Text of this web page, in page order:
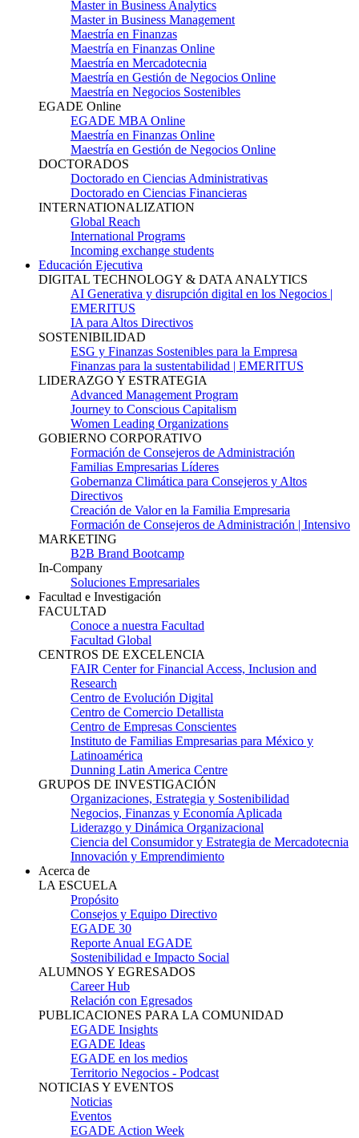
Master in Business Analytics
Master in Business Management
Maestría en Finanzas
Maestría en Finanzas Online
Maestría en Mercadotecnia
Maestría en Gestión de Negocios Online
Maestría en Negocios Sostenibles
EGADE Online
EGADE MBA Online
Maestría en Finanzas Online
Maestría en Gestión de Negocios Online
DOCTORADOS
Doctorado en Ciencias Administrativas
Doctorado en Ciencias Financieras
INTERNATIONALIZATION
Global Reach
International Programs
Incoming exchange students
Educación Ejecutiva
DIGITAL TECHNOLOGY & DATA ANALYTICS
AI Generativa y disrupción digital en los Negocios |
EMERITUS
IA para Altos Directivos
SOSTENIBILIDAD
ESG y Finanzas Sostenibles para la Empresa
Finanzas para la sustentabilidad | EMERITUS
LIDERAZGO Y ESTRATEGIA
Advanced Management Program
Journey to Conscious Capitalism
Women Leading Organizations
GOBIERNO CORPORATIVO
Formación de Consejeros de Administración
Familias Empresarias Líderes
Gobernanza Climática para Consejeros y Altos
Directivos
Creación de Valor en la Familia Empresaria
Formación de Consejeros de Administración | Intensivo
MARKETING
B2B Brand Bootcamp
In-Company
Soluciones Empresariales
Facultad e Investigación
FACULTAD
Conoce a nuestra Facultad
Facultad Global
CENTROS DE EXCELENCIA
FAIR Center for Financial Access, Inclusion and
Research
Centro de Evolución Digital
Centro de Comercio Detallista
Centro de Empresas Conscientes
Instituto de Familias Empresarias para México y
Latinoamérica
Dunning Latin America Centre
GRUPOS DE INVESTIGACIÓN
Organizaciones, Estrategia y Sostenibilidad
Negocios, Finanzas y Economía Aplicada
Liderazgo y Dinámica Organizacional
Ciencia del Consumidor y Estrategia de Mercadotecnia
Innovación y Emprendimiento
Acerca de
LA ESCUELA
Propósito
Consejos y Equipo Directivo
EGADE 30
Reporte Anual EGADE
Sostenibilidad e Impacto Social
ALUMNOS Y EGRESADOS
Career Hub
Relación con Egresados
PUBLICACIONES PARA LA COMUNIDAD
EGADE Insights
EGADE Ideas
EGADE en los medios
Territorio Negocios - Podcast
NOTICIAS Y EVENTOS
Noticias
Eventos
EGADE Action Week